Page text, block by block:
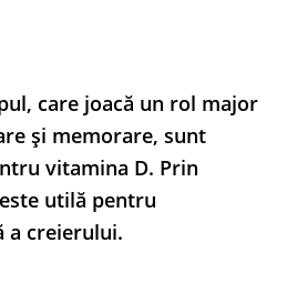
care joacă un rol major
și memorare, sunt
vitamina D. Prin
utilă pentru
a creierului.